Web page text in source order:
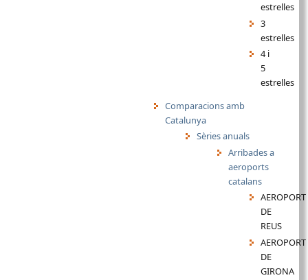
estrelles
3
estrelles
4 i
5
estrelles
Comparacions amb
Catalunya
Sèries anuals
Arribades a
aeroports
catalans
AEROPORT
DE
REUS
AEROPORT
DE
GIRONA